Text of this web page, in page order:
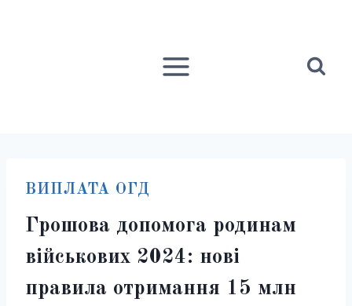
ВИПЛАТА ОГД
Грошова допомога родинам
військових 2024: нові
правила отримання 15 млн